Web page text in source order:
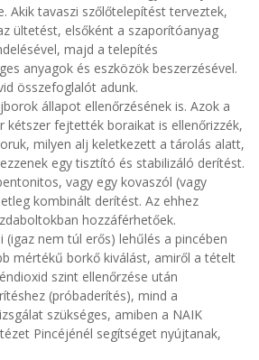
Akik tavaszi szőlőtelepítést terveztek,
ültetést, elsőként a szaporítóanyag
majd a telepítés
anyagok és eszközök beszerzésével.
összefoglalót adunk.
állapot ellenőrzésének is. Azok a
kétszer fejtették boraikat is ellenőrizzék,
milyen alj keletkezett a tárolás alatt,
egy tisztító és stabilizáló derítést.
vagy egy kovaszól (vagy
kombinált derítést. Az ehhez
hozzáférhetőek.
(igaz nem túl erős) lehűlés a pincében
mértékű borkő kiválást, amiről a tételt
szint ellenőrzése után
(próbaderítés), mind a
szükséges, amiben a NAIK
Pincéjénél segítséget nyújtanak,